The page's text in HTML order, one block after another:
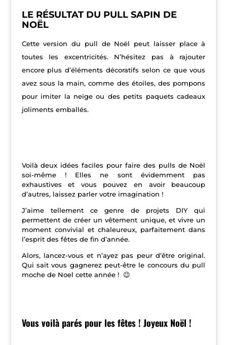
LE RÉSULTAT DU PULL SAPIN DE
NOËL
Cette version du pull de Noël peut laisser place à
toutes les excentricités. N’hésitez pas à rajouter
encore plus d’éléments décoratifs selon ce que vous
avez sous la main, comme des étoiles, des pompons
pour imiter la neige ou des petits paquets cadeaux
joliments emballés.
Voilà deux idées faciles pour faire des pulls de Noël
soi-même ! Elles ne sont évidemment pas
exhaustives et vous pouvez en avoir beaucoup
d’autres, laissez parler votre imagination !
J’aime tellement ce genre de projets DIY qui
permettent de créer un vêtement unique, et vivre un
moment convivial et chaleureux, parfaitement dans
l’esprit des fêtes de fin d’année.
Alors, lancez-vous et n’ayez pas peur d’être original.
Qui sait vous gagnerez peut-être le concours du pull
moche de Noel cette année ! 😉
Vous voilà parés pour les fêtes ! Joyeux Noël !